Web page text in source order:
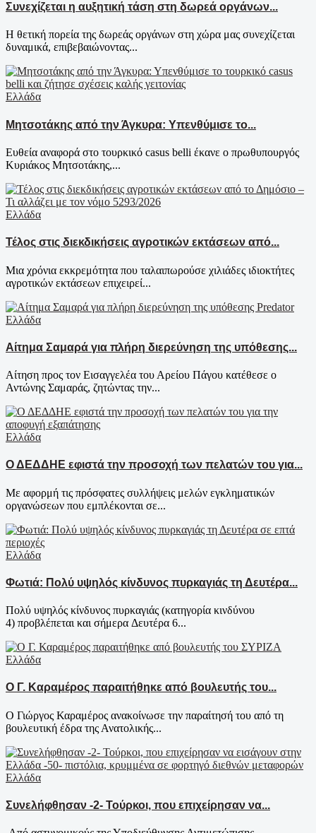
Συνεχίζεται η αυξητική τάση στη δωρεά οργάνων...
Η θετική πορεία της δωρεάς οργάνων στη χώρα μας συνεχίζεται
δυναμικά, επιβεβαιώνοντας...
Ελλάδα
Μητσοτάκης από την Άγκυρα: Υπενθύμισε το...
Ευθεία αναφορά στο τουρκικό casus belli έκανε ο πρωθυπουργός
Κυριάκος Μητσοτάκης,...
Ελλάδα
Τέλος στις διεκδικήσεις αγροτικών εκτάσεων από...
Μια χρόνια εκκρεμότητα που ταλαιπωρούσε χιλιάδες ιδιοκτήτες
αγροτικών εκτάσεων επιχειρεί...
Ελλάδα
Αίτημα Σαμαρά για πλήρη διερεύνηση της υπόθεσης...
Αίτηση προς τον Εισαγγελέα του Αρείου Πάγου κατέθεσε ο
Αντώνης Σαμαράς, ζητώντας την...
Ελλάδα
Ο ΔΕΔΔΗΕ εφιστά την προσοχή των πελατών του για...
Με αφορμή τις πρόσφατες συλλήψεις μελών εγκληματικών
οργανώσεων που εμπλέκονται σε...
Ελλάδα
Φωτιά: Πολύ υψηλός κίνδυνος πυρκαγιάς τη Δευτέρα...
Πολύ υψηλός κίνδυνος πυρκαγιάς (κατηγορία κινδύνου
4) προβλέπεται και σήμερα Δευτέρα 6...
Ελλάδα
Ο Γ. Καραμέρος παραιτήθηκε από βουλευτής του...
Ο Γιώργος Καραμέρος ανακοίνωσε την παραίτησή του από τη
βουλευτική έδρα της Ανατολικής...
Ελλάδα
Συνελήφθησαν -2- Τούρκοι, που επιχείρησαν να...